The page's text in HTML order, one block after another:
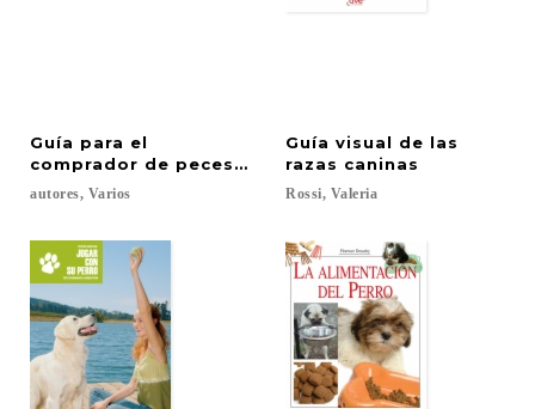
Guía para el
comprador de peces tropicales
autores, Varios
Guía visual de las
razas caninas
Rossi, Valeria